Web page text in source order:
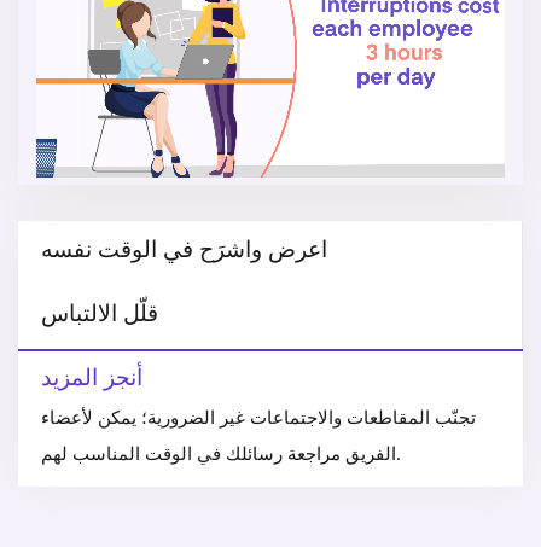
اعرض واشرَح في الوقت نفسه
قلّل الالتباس
أنجز المزيد
تجنّب المقاطعات والاجتماعات غير الضرورية؛ يمكن لأعضاء
الفريق مراجعة رسائلك في الوقت المناسب لهم.